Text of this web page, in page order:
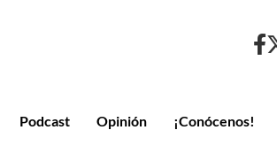
Podcast Opinión ¡Conócenos!